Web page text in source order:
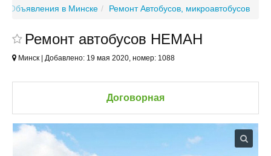
Объявления в Минске Ремонт Автобусов, микроавтобусов
Ремонт автобусов НЕМАН
Минск | Добавлено: 19 мая 2020, номер: 1088
Договорная